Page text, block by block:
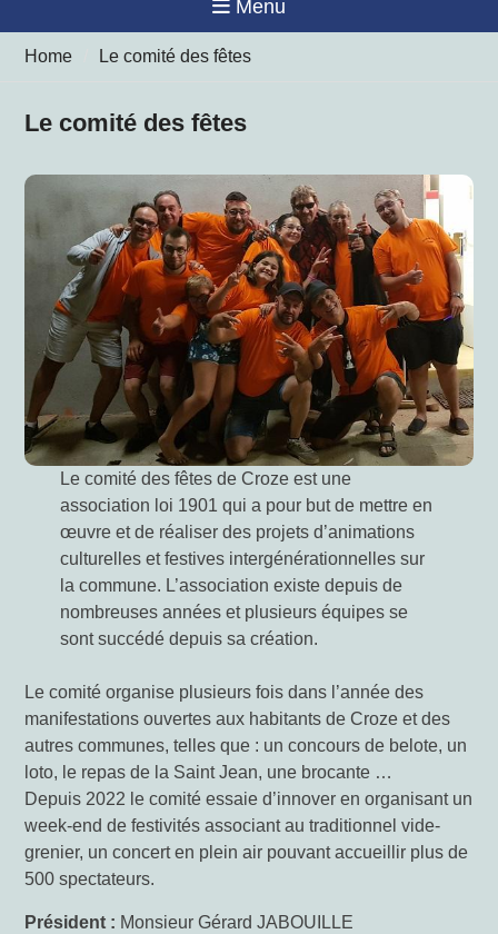
Menu
Home Le comité des fêtes
Le comité des fêtes
Le comité des fêtes de Croze est une
association loi 1901 qui a pour but de mettre en
œuvre et de réaliser des projets d’animations
culturelles et festives intergénérationnelles sur
la commune. L’association existe depuis de
nombreuses années et plusieurs équipes se
sont succédé depuis sa création.
Le comité organise plusieurs fois dans l’année des
manifestations ouvertes aux habitants de Croze et des
autres communes, telles que : un concours de belote, un
loto, le repas de la Saint Jean, une brocante …
Depuis 2022 le comité essaie d’innover en organisant un
week-end de festivités associant au traditionnel vide-
grenier, un concert en plein air pouvant accueillir plus de
500 spectateurs.
Président : Monsieur Gérard JABOUILLE